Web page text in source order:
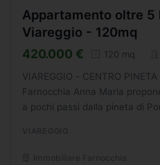
Appartamento oltre 5
Viareggio - 120mq
420.000 € 120 mq
VIAREGGIO - CENTRO
Farnocchia Anna Maria
a pochi passi dalla pineta di